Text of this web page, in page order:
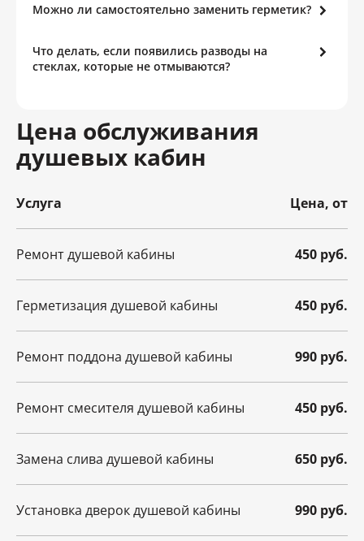
Цена обслуживания
душевых кабин
Услуга Цена, от
Ремонт душевой кабины 450 руб.
Герметизация душевой кабины 450 руб.
Ремонт поддона душевой кабины 990 руб.
Ремонт смесителя душевой кабины 450 руб.
Замена слива душевой кабины 650 руб.
Установка дверок душевой кабины 990 руб.
Можно ли самостоятельно заменить герметик?
Что делать, если появились разводы на
стеклах, которые не отмываются?